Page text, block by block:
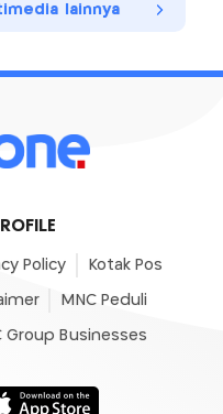
lainnya
Policy Kotak Pos
MNC Peduli
Group Businesses